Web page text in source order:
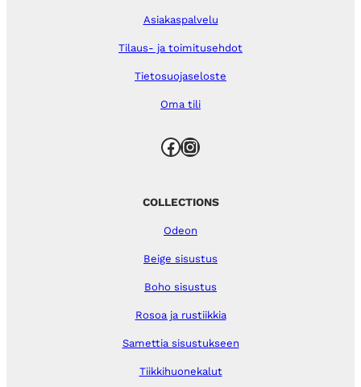
Asiakaspalvelu
Tilaus- ja toimitusehdot
Tietosuojaseloste
Oma tili
Facebook Instagram
COLLECTIONS
Odeon
Beige sisustus
Boho sisustus
Rosoa ja rustiikkia
Samettia sisustukseen
Tiikkihuonekalut